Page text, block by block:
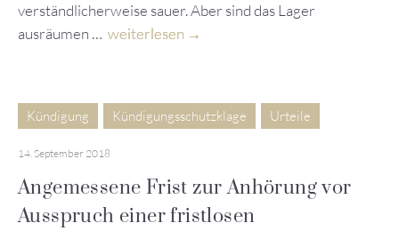
verständlicherweise sauer. Aber sind das Lager
ausräumen … weiterlesen
Kündigung Kündigungsschutzklage Urteile
14. September 2018
Angemessene Frist zur Anhörung vor
Ausspruch einer fristlosen